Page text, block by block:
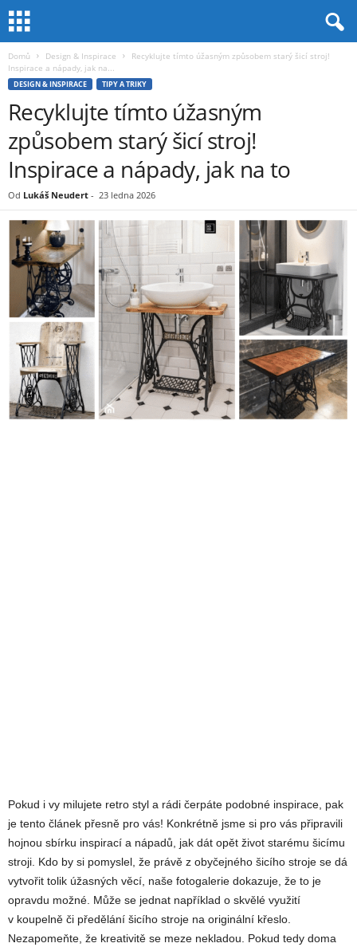
Domů Design & Inspirace
Recyklujte tímto úžasným způsobem starý šicí stroj!
Inspirace a nápady, jak na...
DESIGN & INSPIRACE TIPY A TRIKY
Recyklujte tímto úžasným
způsobem starý šicí stroj!
Inspirace a nápady, jak na to
Od Lukáš Neudert - 23 ledna 2026
Pokud i vy milujete retro styl a rádi čerpáte podobné inspirace, pak
je tento článek přesně pro vás! Konkrétně jsme si pro vás připravili
hojnou sbírku inspirací a nápadů, jak dát opět život starému šicímu
stroji. Kdo by si pomyslel, že právě z obyčejného šicího stroje se dá
vytvořit tolik úžasných věcí, naše fotogalerie dokazuje, že to je
opravdu možné. Může se jednat například o skvělé využití
v koupelně či předělání šicího stroje na originální křeslo.
Nezapomeňte, že kreativitě se meze nekladou. Pokud tedy doma